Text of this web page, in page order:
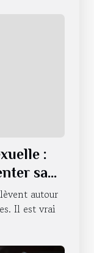
:
sa
autour
Il est vrai